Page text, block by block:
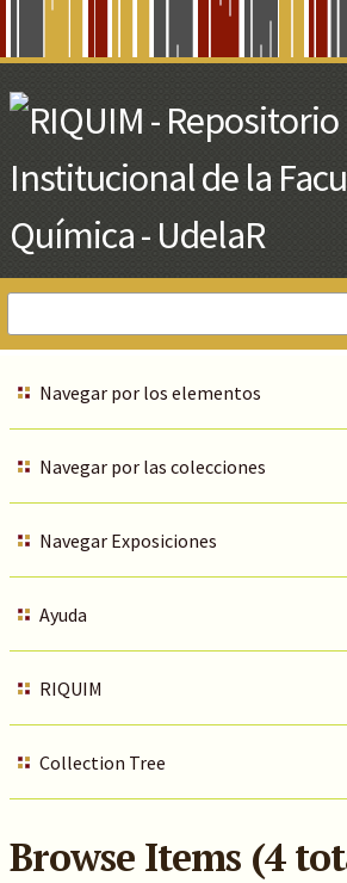
Main
Content
Navegar por los elementos
Navegar por las colecciones
Navegar Exposiciones
Ayuda
RIQUIM
Collection Tree
Browse Items (4